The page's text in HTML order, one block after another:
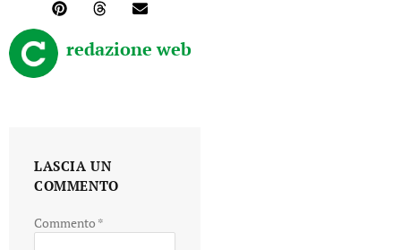
redazione web
LASCIA UN
COMMENTO
Commento *